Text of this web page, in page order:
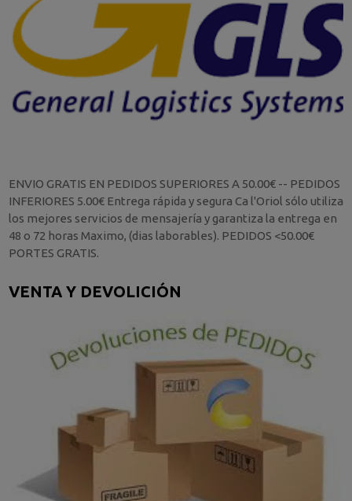
ENVIO GRATIS EN PEDIDOS SUPERIORES A 50.00€ -- PEDIDOS
INFERIORES 5.00€ Entrega rápida y segura Ca l'Oriol sólo utiliza
los mejores servicios de mensajería y garantiza la entrega en
48 o 72 horas Maximo, (dias laborables). PEDIDOS <50.00€
PORTES GRATIS.
VENTA Y DEVOLICIÓN